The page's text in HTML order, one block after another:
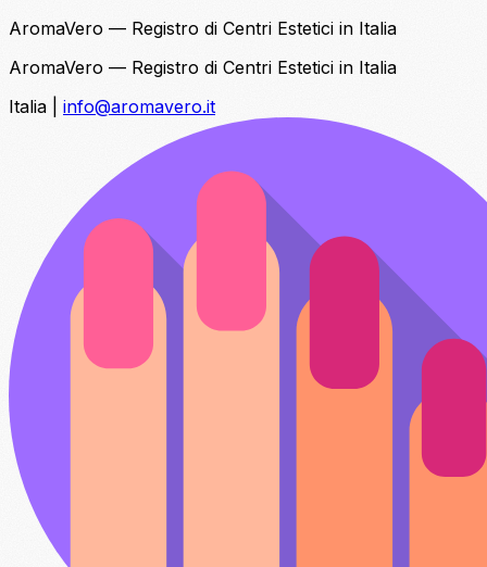
AromaVero — Registro di Centri Estetici in Italia
AromaVero — Registro di Centri Estetici in Italia
Italia
info@aromavero.it